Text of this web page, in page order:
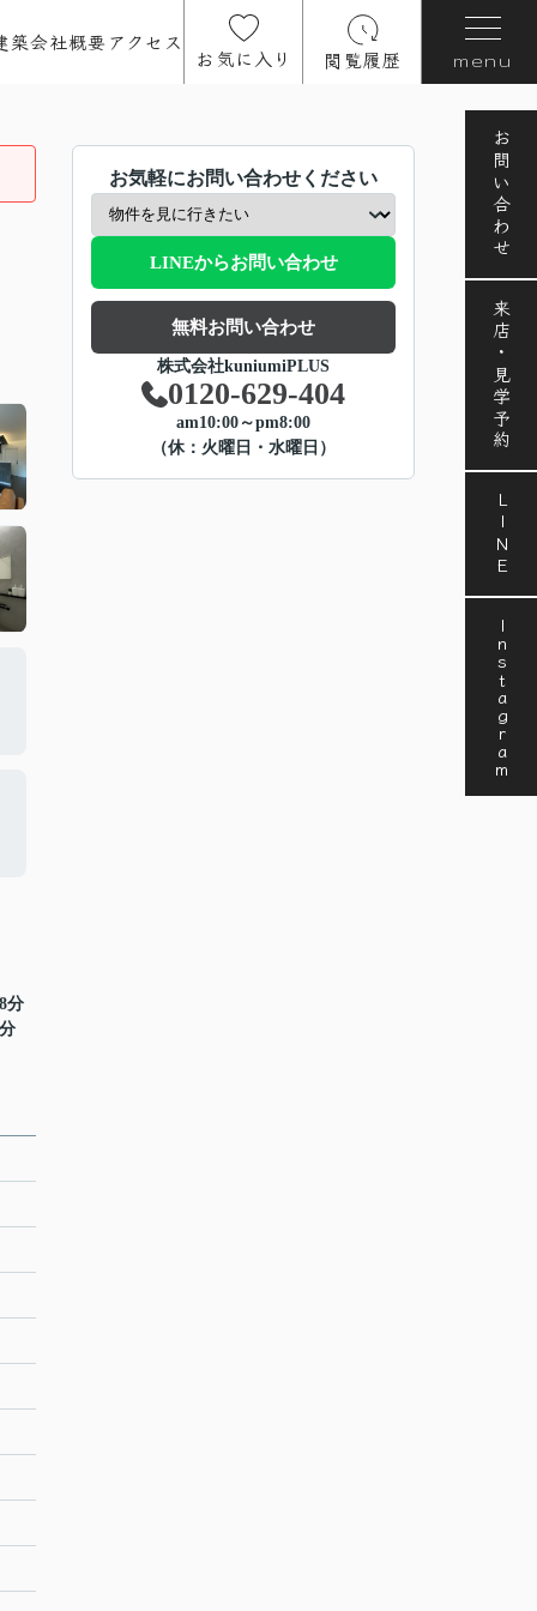
築会社概要アクセス
お気に入り 閲覧履歴 menu
お問い合わせ
来店・見学予約
LINE
Instagram
分
お気軽にお問い合わせください
LINEからお問い合わせ
無料お問い合わせ
株式会社kuniumiPLUS
0120-629-404
am10:00～pm8:00
（休：火曜日・水曜日）